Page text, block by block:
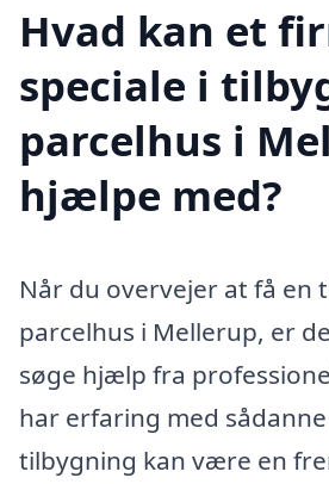
Hvad kan et
speciale i
parcelhus i
hjælpe med?
Når du overvejer at få en
parcelhus i Mellerup, er
søge hjælp fra
har erfaring med
tilbygning kan være en